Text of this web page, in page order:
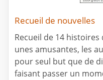
Recueil de nouvelles
Recueil de 14
unes amusantes, les
pour seul but que de
faisant passer un